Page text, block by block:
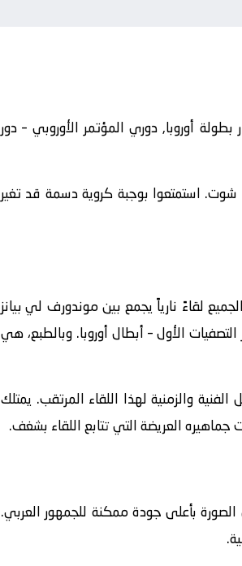
إطار بطولة أوروبا, دوري المؤتمر الأوروبي – دور
شوت. استمتعوا بوجبة كروية دسمة قد تغير
لقاءً نارياً يجمع بين موندورف لي بيانز
الأول – أبطال أوروبا. وبالطبع، هي
والزمنية لهذا اللقاء المرتقب. يمتلك
العريضة التي تتابع اللقاء بشغف.
بأعلى جودة ممكنة للجمهور العربي.